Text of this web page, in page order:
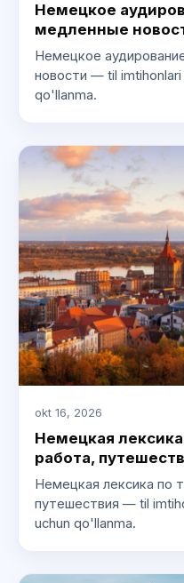
Немецкое
медленные
Немецкое
новости — til imtihonlari
qo'llanma.
okt 16, 2026
Немецкая
работа,
Немецкая лексика по
путешествия — til
uchun qo'llanma.